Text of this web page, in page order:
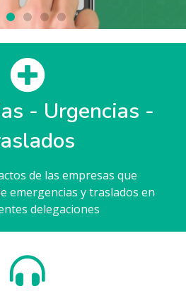
- Urgencias -
de las empresas que
emergencias y traslados en
delegaciones